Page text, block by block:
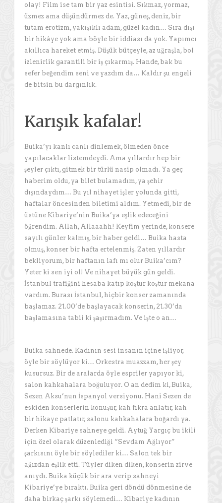
olay! Film ise tam bir yaz esintisi. Sıkmaz, yormaz,
üzmez ama düşündürmez de. Yaz, güneş, deniz, bir
tutam erotizm, yakışıklı adam, güzel kadın… Sıra dışı
bir hikâye yok ama böyle bir iddiası da yok. Yapımcı
akıllıca hareket etmiş. Düşük bütçeyle, az uğraşla, bol
izlenirlik garantili bir iş çıkarmış. Hande, bak bu
sefer beğendim seni ve yazdım da… Kaldır şu engeli
de bitsin bu dargınlık.
Karışık kafalar!
Buika’yı kanlı canlı dinlemek, ölmeden önce
yapılacaklar listemdeydi. Ama yıllardır hep bir
şeyler çıktı, gitmek bir türlü nasip olmadı. Ya geç
haberim oldu, ya bilet bulamadım, ya şehir
dışındaydım… Bu yıl nihayet işler yolunda gitti,
haftalar öncesinden biletimi aldım. Yetmedi, bir de
üstüne Kibariye’nin Buika’ya eşlik edeceğini
öğrendim. Allah, Allaaahh! Keyfim yerinde, konsere
sayılı günler kalmış, bir haber geldi… Buika hasta
olmuş, konser bir hafta ertelenmiş. Zaten yıllardır
bekliyorum, bir haftanın lafı mı olur Buika’cım?
Yeter ki sen iyi ol! Ve nihayet büyük gün geldi.
İstanbul trafiğini hesaba katıp koştur koştur mekana
vardım. Burası İstanbul, hiçbir konser zamanında
başlamaz. 21.00’de başlayacak konserin, 21.30’da
başlamasına tabii ki şaşırmadım. Ve işte o an…
Buika sahnede. Kadının sesi insanın içine işliyor,
öyle bir söylüyor ki… Orkestra muazzam, her şey
kusursuz. Bir de aralarda öyle espriler yapıyor ki,
salon kahkahalara boğuluyor. O an dedim ki, Buika,
Sezen Aksu’nun İspanyol versiyonu. Hani Sezen de
eskiden konserlerin konuşur, kah fıkra anlatır, kah
bir hikaye patlatır, salonu kahkahalara boğardı ya.
Derken Kibariye sahneye geldi. Aytuğ Yargıç bu ikili
için özel olarak düzenlediği “Sevdam Ağlıyor”
şarkısını öyle bir söylediler ki… Salon tek bir
ağızdan eşlik etti. Tüyler diken diken, konserin zirve
anıydı. Buika küçük bir ara verip sahneyi
Kibariye’ye bıraktı. Buika geri döndü dönmesine de
daha birkaç şarkı söylemedi… Kibariye kadının